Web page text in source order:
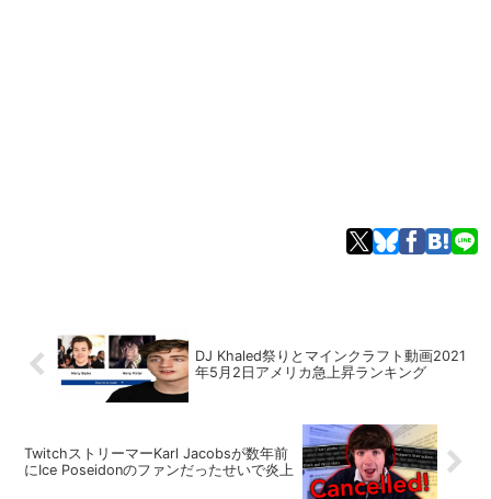
DJ Khaled祭りとマインクラフト動画2021
年5月2日アメリカ急上昇ランキング
TwitchストリーマーKarl Jacobsが数年前
にIce Poseidonのファンだったせいで炎上